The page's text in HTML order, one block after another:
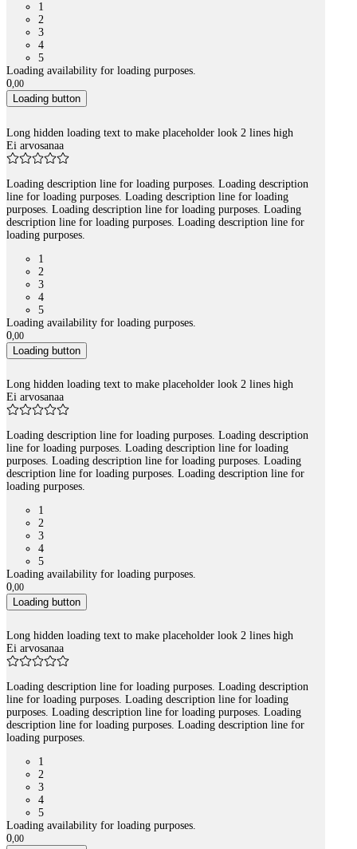
1
2
3
4
5
Loading availability for loading purposes.
0,00
Loading button
Long hidden loading text to make placeholder look 2 lines high
Ei arvosanaa
Loading description line for loading purposes. Loading description
line for loading purposes. Loading description line for loading
purposes. Loading description line for loading purposes. Loading
description line for loading purposes. Loading description line for
loading purposes.
1
2
3
4
5
Loading availability for loading purposes.
0,00
Loading button
Long hidden loading text to make placeholder look 2 lines high
Ei arvosanaa
Loading description line for loading purposes. Loading description
line for loading purposes. Loading description line for loading
purposes. Loading description line for loading purposes. Loading
description line for loading purposes. Loading description line for
loading purposes.
1
2
3
4
5
Loading availability for loading purposes.
0,00
Loading button
Long hidden loading text to make placeholder look 2 lines high
Ei arvosanaa
Loading description line for loading purposes. Loading description
line for loading purposes. Loading description line for loading
purposes. Loading description line for loading purposes. Loading
description line for loading purposes. Loading description line for
loading purposes.
1
2
3
4
5
Loading availability for loading purposes.
0,00